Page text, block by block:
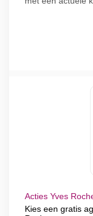
Acties Yves
Kies een gratis